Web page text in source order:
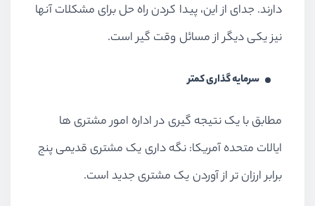
دارند. جدای از این، پیدا کردن راه حل برای مشکلات آنها
نیز یکی دیگر از مسائل وقت گیر است.
سرمایه گذاری کمتر
مطابق با یک نتیجه گیری در اداره امور مشتری ها
ایالات متحده آمریکا: نگه داری یک مشتری قدیمی پنج
برابر ارزان تر از آوردن یک مشتری جدید است.